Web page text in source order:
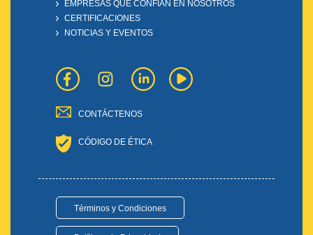
EMPRESAS QUE CONFÍAN EN NOSOTROS
CERTIFICACIONES
NOTICIAS Y EVENTOS
CONTÁCTENOS
CÓDIGO DE ÉTICA
Términos y Condiciones